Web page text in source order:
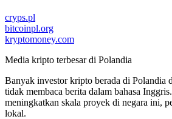
cryps.pl
bitcoinpl.org
kryptomoney.com
Media kripto terbesar di Polandia
Banyak investor kripto berada di Polandia
tidak membaca berita dalam bahasa
meningkatkan skala proyek di negara ini,
lokal.